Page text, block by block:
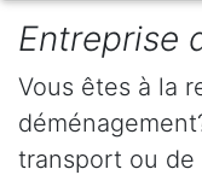
Entreprise
Vous êtes à la
transport ou de